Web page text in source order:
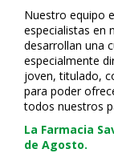
Nuestro equipo
especialistas en
desarrollan una
especialmente
joven, titulado,
para poder
todos nuestros
La Farmacia
de Agosto.